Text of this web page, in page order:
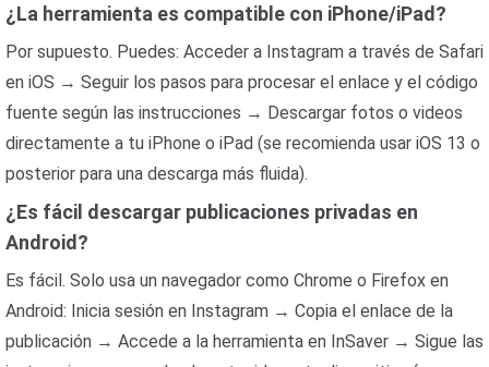
¿La herramienta es compatible con iPhone/iPad?
Por supuesto. Puedes: Acceder a Instagram a través de Safari
en iOS → Seguir los pasos para procesar el enlace y el código
fuente según las instrucciones → Descargar fotos o videos
directamente a tu iPhone o iPad (se recomienda usar iOS 13 o
posterior para una descarga más fluida).
¿Es fácil descargar publicaciones privadas en
Android?
Es fácil. Solo usa un navegador como Chrome o Firefox en
Android: Inicia sesión en Instagram → Copia el enlace de la
publicación → Accede a la herramienta en InSaver → Sigue las